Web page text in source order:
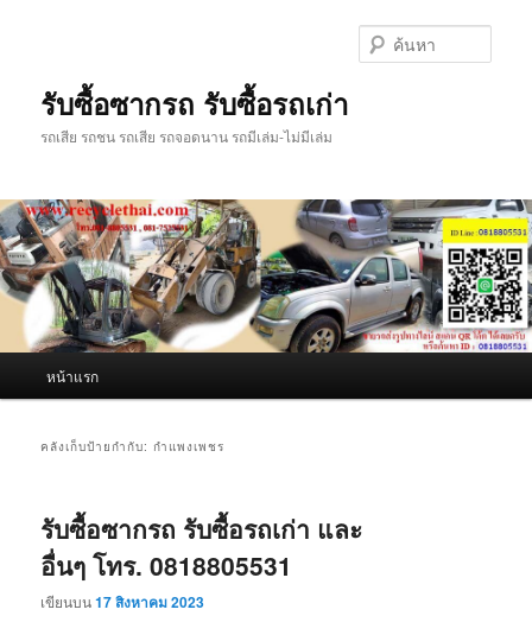
รับซื้อซากรถ รับซื้อรถเก่า
รถเสีย รถชน รถเสีย รถจอดนาน รถมีเล่ม-ไม่มีเล่ม
หน้าแรก
คลังเก็บป้ายกำกับ:กำแพงเพชร
รับซื้อซากรถ รับซื้อรถเก่า และ
อื่นๆ โทร. 0818805531
เขียนบน17 สิงหาคม 2023